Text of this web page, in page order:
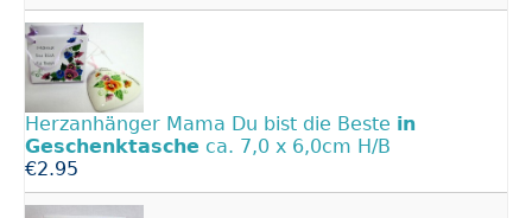
Herzanhänger Mama Du bist die Beste in
Geschenktasche ca. 7,0 x 6,0cm H/B
€2.95